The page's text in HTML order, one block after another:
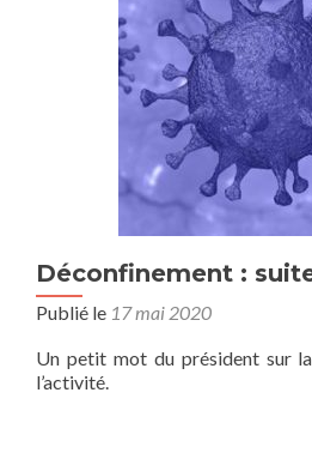
Déconfinement :
Publié le 17 mai 2020
Un petit mot du président sur
l’activité.